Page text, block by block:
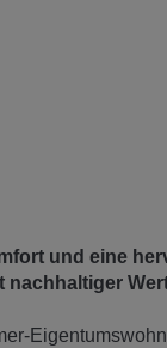
und eine